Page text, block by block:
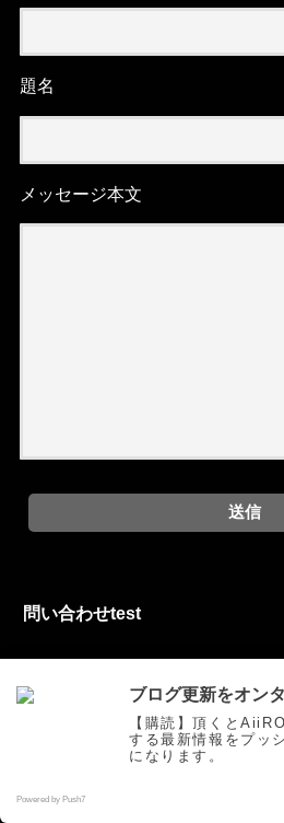
題名
メッセージ本文
問い合わせtest
ブログ更新をオン
【購読】頂くと
する最新情報をプッ
になります。
Powered by Push7